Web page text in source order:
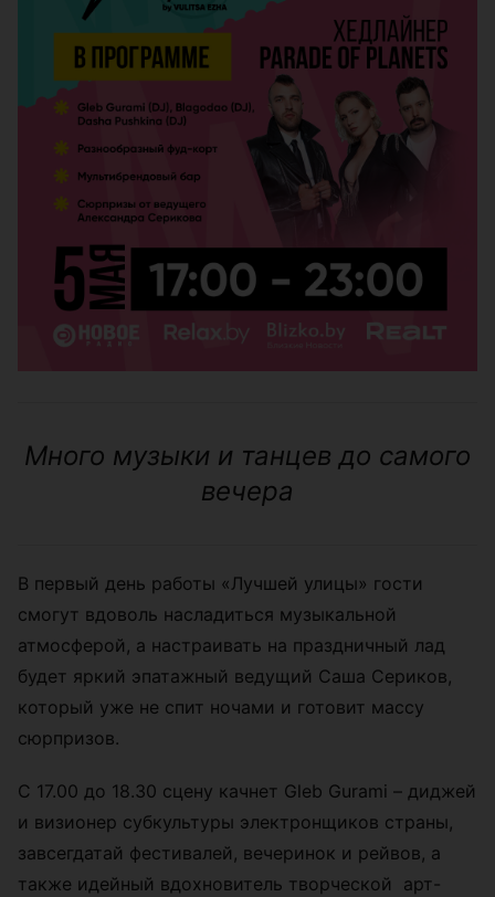
Много музыки и танцев до самого
вечера
В первый день работы «Лучшей улицы» гости
смогут вдоволь насладиться музыкальной
атмосферой, а настраивать на праздничный лад
будет яркий эпатажный ведущий Саша Сериков,
который уже не спит ночами и готовит массу
сюрпризов.
С 17.00 до 18.30 сцену качнет Gleb Gurami – диджей
и визионер субкультуры электронщиков страны,
завсегдатай фестивалей, вечеринок и рейвов, а
также идейный вдохновитель творческой арт-